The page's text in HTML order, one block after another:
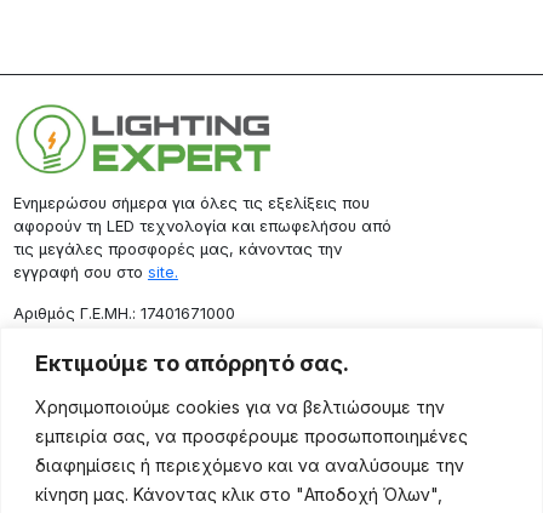
Εκτιμούμε το απόρρητό σας.
Χρησιμοποιούμε cookies για να βελτιώσουμε την
εμπειρία σας, να προσφέρουμε προσωποποιημένες
διαφημίσεις ή περιεχόμενο και να αναλύσουμε την
κίνηση μας. Κάνοντας κλικ στο "Αποδοχή Όλων",
Ενημερώσου σήμερα για όλες τις εξελίξεις που
αφορούν τη LED τεχνολογία και επωφελήσου από
τις μεγάλες προσφορές μας, κάνοντας την
εγγραφή σου στο site.
Aριθμός Γ.Ε.ΜΗ.: 17401671000
Επικοινωνία
Ρόδου 133, Αθήνα 10443
(+30) 211 725 5427
sales@lightingexpert.gr